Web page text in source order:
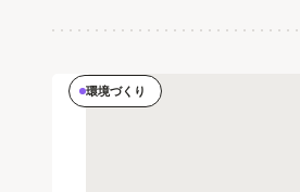
環境づくり